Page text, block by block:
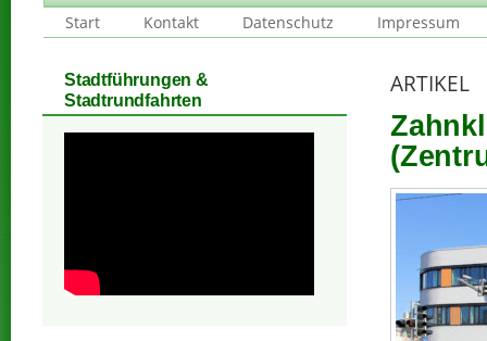
Start
Kontakt Datenschutz Impressum
ARTIKEL
Stadtführungen &
Stadtrundfahrten